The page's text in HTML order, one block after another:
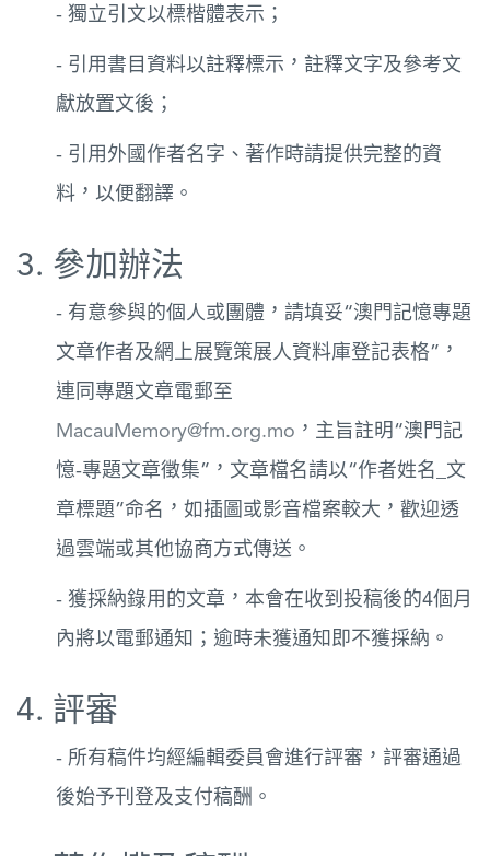
- 獨立引文以標楷體表示；
- 引用書目資料以註釋標示，註釋文字及參考文
獻放置文後；
- 引用外國作者名字、著作時請提供完整的資
料，以便翻譯。
3. 參加辦法
- 有意參與的個人或團體，請填妥“澳門記憶專題
文章作者及網上展覽策展人資料庫登記表格”，
連同專題文章電郵至
MacauMemory@fm.org.mo ，主旨註明“澳門記
憶-專題文章徵集”，文章檔名請以“作者姓名_文
章標題”命名，如插圖或影音檔案較大，歡迎透
過雲端或其他協商方式傳送。
- 獲採納錄用的文章，本會在收到投稿後的4個月
內將以電郵通知；逾時未獲通知即不獲採納。
4. 評審
- 所有稿件均經編輯委員會進行評審，評審通過
後始予刊登及支付稿酬。